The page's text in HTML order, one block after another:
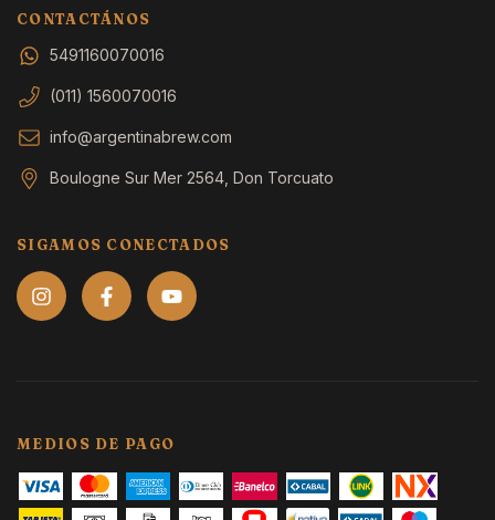
CONTACTÁNOS
5491160070016
(011) 1560070016
info@argentinabrew.com
Boulogne Sur Mer 2564, Don Torcuato
SIGAMOS CONECTADOS
MEDIOS DE PAGO